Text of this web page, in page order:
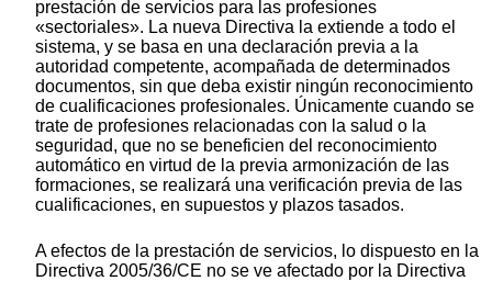
prestación de servicios para las profesiones
«sectoriales». La nueva Directiva la extiende a todo el
sistema, y se basa en una declaración previa a la
autoridad competente, acompañada de determinados
documentos, sin que deba existir ningún reconocimiento
de cualificaciones profesionales. Únicamente cuando se
trate de profesiones relacionadas con la salud o la
seguridad, que no se beneficien del reconocimiento
automático en virtud de la previa armonización de las
formaciones, se realizará una verificación previa de las
cualificaciones, en supuestos y plazos tasados.
A efectos de la prestación de servicios, lo dispuesto en la
Directiva 2005/36/CE no se ve afectado por la Directiva